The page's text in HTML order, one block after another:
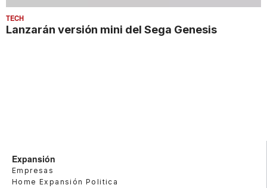
TECH
Lanzarán versión mini del Sega Genesis
Expansión
Empresas
Home Expansión Politica